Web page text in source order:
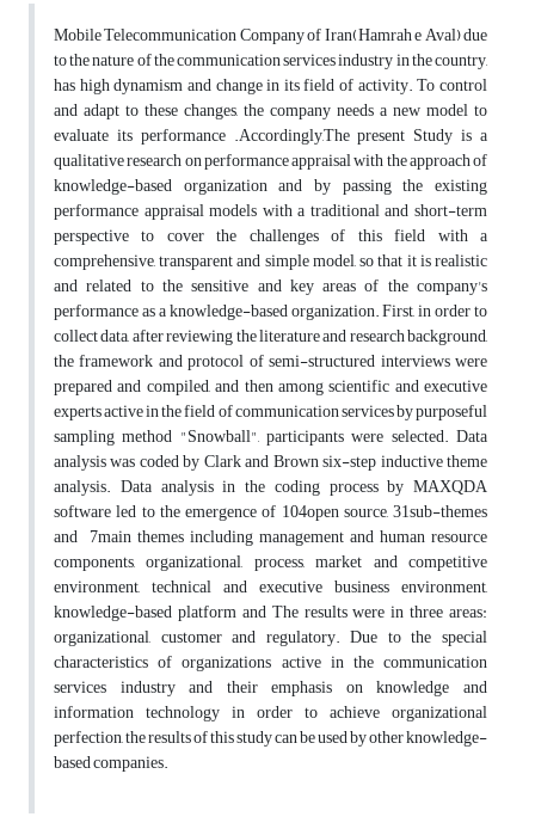
Mobile Telecommunication Company of Iran(Hamrah e Aval) due
to the nature of the communication services industry in the country,
has high dynamism and change in its field of activity. To control
and adapt to these changes, the company needs a new model to
evaluate its performance.Accordingly,The present Study is a
qualitative research on performance appraisal with the approach of
knowledge-based organization and by passing the existing
performance appraisal models with a traditional and short-term
perspective to cover the challenges of this field with a
comprehensive, transparent and simple model, so that it is realistic
and related to the sensitive and key areas of the company's
performance as a knowledge-based organization. First, in order to
collect data, after reviewing the literature and research background,
the framework and protocol of semi-structured interviews were
prepared and compiled, and then among scientific and executive
experts active in the field of communication services by purposeful
sampling method "Snowball", participants were selected. Data
analysis was coded by Clark and Brown six-step inductive theme
analysis. Data analysis in the coding process by MAXQDA
software led to the emergence of 104open source, 31sub-themes
and 7main themes including management and human resource
components, organizational, process, market and competitive
environment, technical and executive business environment,
knowledge-based platform and The results were in three areas:
organizational, customer and regulatory. Due to the special
characteristics of organizations active in the communication
services industry and their emphasis on knowledge and
information technology in order to achieve organizational
perfection, the results of this study can be used by other knowledge-
based companies.